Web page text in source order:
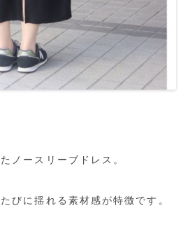
ノースリーブドレス。
びに揺れる素材感が特徴です。